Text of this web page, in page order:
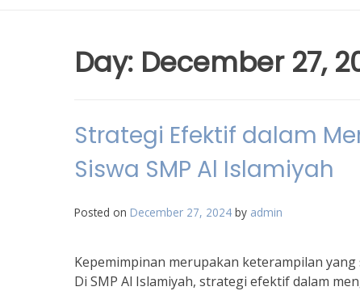
Day: December 27,
Strategi Efektif dalam
Siswa SMP Al Islamiyah
Posted on December 27, 2024 by admin
Kepemimpinan merupakan keterampilan
Di SMP Al Islamiyah, strategi efektif dalam